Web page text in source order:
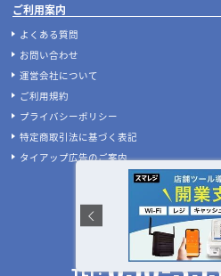
ご利用案内
よくある質問
お問い合わせ
運営会社について
ご利用規約
プライバシーポリシー
特定商取引法に基づく表記
タイアップ広告のご案内
お急ぎの方はお
受付時間:平日10:00～